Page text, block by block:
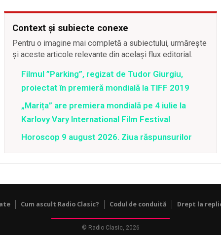
Context și subiecte conexe
Pentru o imagine mai completă a subiectului, urmărește
și aceste articole relevante din același flux editorial.
Filmul ”Parking”, regizat de Tudor Giurgiu,
proiectat în premieră mondială la TIFF 2019
„Marița” are premiera mondială pe 4 iulie la
Karlovy Vary International Film Festival
Horoscop 9 august 2026. Ziua răspunsurilor
Cum ascult Radio Clasic? Codul de conduită Drept la
© Radio Clasic, 2026